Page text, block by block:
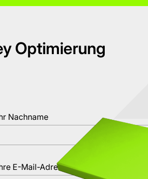
Optimierung
Nachname
E-Mail-Adresse